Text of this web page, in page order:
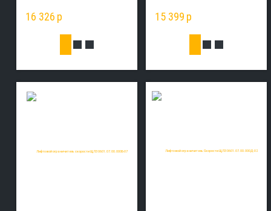
16 326 p 15 399 p